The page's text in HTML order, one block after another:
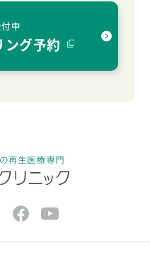
中
ング予約